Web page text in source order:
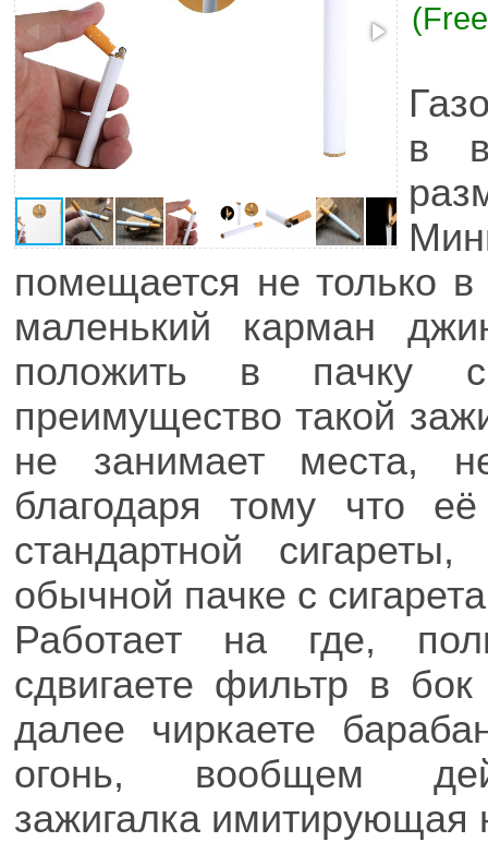
в
помещается не только
маленький карман
положить в пачку с
преимущество такой
не занимает места,
благодаря тому что
стандартной
обычной пачке с
Работает на где,
сдвигаете фильтр в бок
далее чиркаете
огонь, вообщем
зажигалка имитирующая